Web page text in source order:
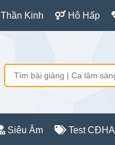
Thần Kinh Hô Hấp
Siêu Âm Test CĐHA